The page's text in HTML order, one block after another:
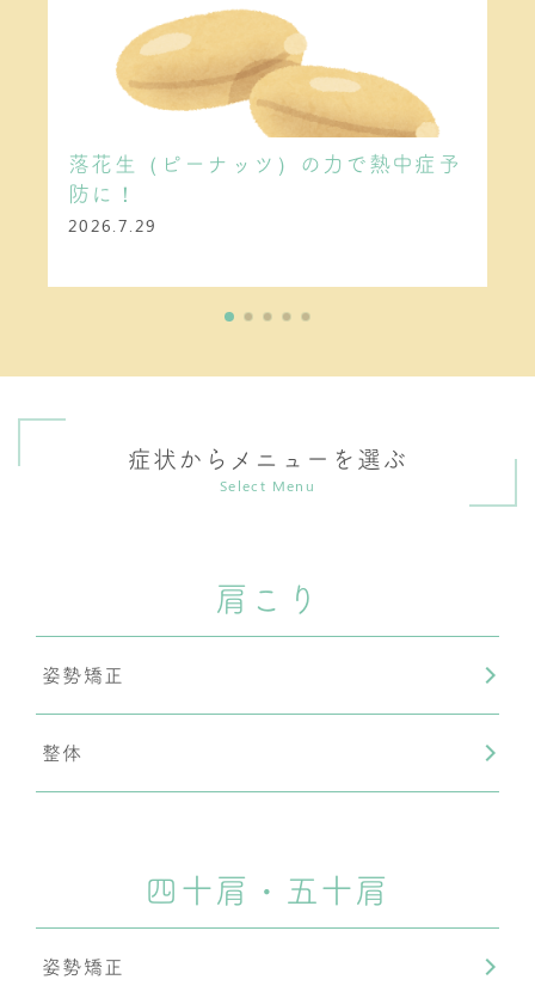
落花生（ピーナッツ）の力で熱中症予
防に！
2026.7.29
症状からメニューを選ぶ
Select Menu
肩こり
姿勢矯正
整体
四十肩・五十肩
姿勢矯正